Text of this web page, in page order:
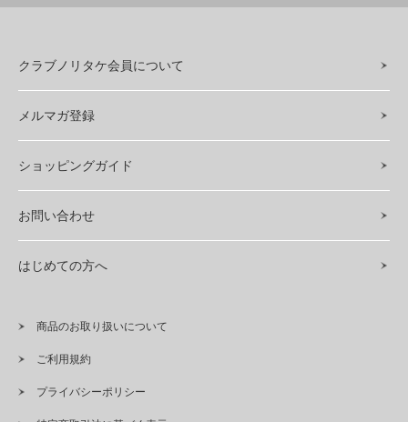
クラブノリタケ会員について
メルマガ登録
ショッピングガイド
お問い合わせ
はじめての方へ
商品のお取り扱いについて
ご利用規約
プライバシーポリシー